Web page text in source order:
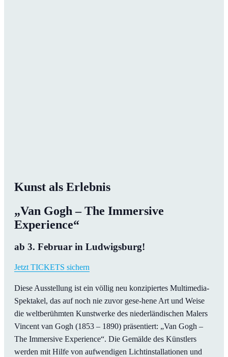
Kunst als Erlebnis
„Van Gogh – The Immersive
Experience“
ab 3. Februar in Ludwigsburg!
Jetzt TICKETS sichern
Diese Ausstellung ist ein völlig neu konzipiertes Multimedia-
Spektakel, das auf noch nie zuvor gese-hene Art und Weise
die weltberühmten Kunstwerke des niederländischen Malers
Vincent van Gogh (1853 – 1890) präsentiert: „Van Gogh –
The Immersive Experience“. Die Gemälde des Künstlers
werden mit Hilfe von aufwendigen Lichtinstallationen und